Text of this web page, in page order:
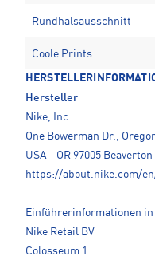
Rundhalsausschnitt
Coole Prints
Hersteller
Nike, Inc.
One Bowerman Dr.,
USA - OR 97005 Beaverton
https://about.nike.com/
Einführerinformationen in
Nike Retail BV
Colosseum 1